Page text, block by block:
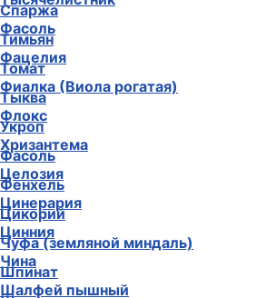
Фасоль
Фацелия
Фиалка (Виола рогатая)
Флокс
Хризантема
Целозия
Цинерария
Цинния
Чина
Шалфей пышный
Спаржа
Тимьян
Томат
Тыква
Укроп
Фасоль
Фенхель
Цикорий
Чуфа (земляной миндаль)
Шпинат